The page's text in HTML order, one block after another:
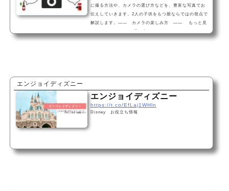
に撮る方法や、カメラの選び方などを、豊富な写真でお
伝えしていきます。2人の子供をもつ親ならではの視点で
解説します。―― カメラの楽しみ方 ―― もっと見
エンジョイディズニー
エンジョイディズニー
https://t.co/EfLaj1WHln
Disney お役立ち情報